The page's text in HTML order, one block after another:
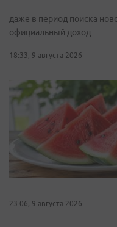
даже в период поиска
официальный доход
18:33, 9 августа 2026
23:06, 9 августа 2026